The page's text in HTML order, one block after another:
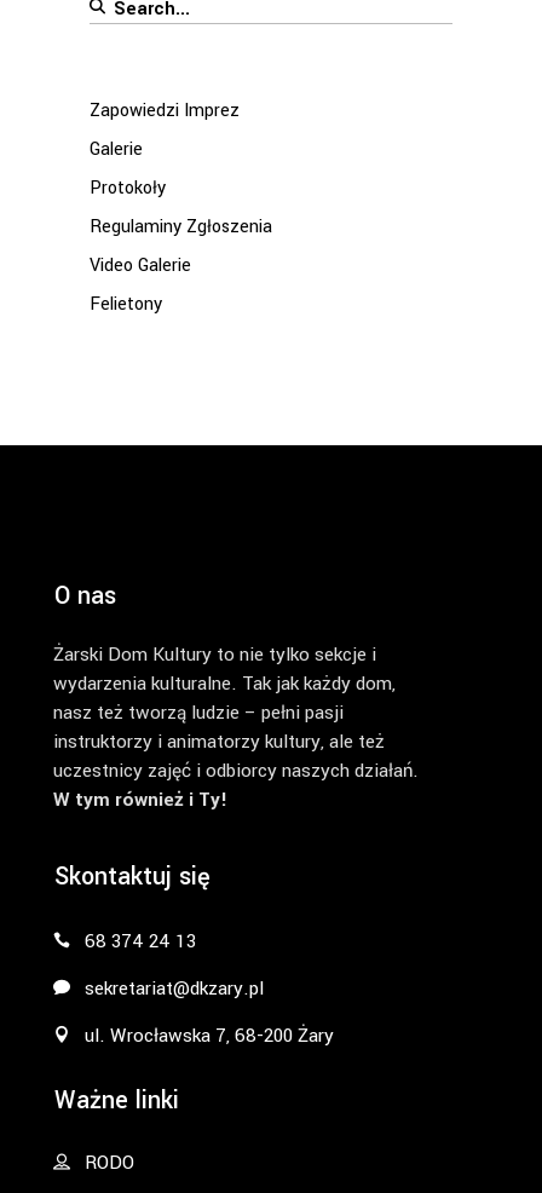
Search
Zapowiedzi Imprez
Galerie
Protokoły
Regulaminy Zgłoszenia
Video Galerie
Felietony
O nas
Żarski Dom Kultury to nie tylko sekcje i
wydarzenia kulturalne. Tak jak każdy dom,
nasz też tworzą ludzie – pełni pasji
instruktorzy i animatorzy kultury, ale też
uczestnicy zajęć i odbiorcy naszych działań.
W tym również i Ty!
Skontaktuj się
68 374 24 13
sekretariat@dkzary.pl
ul. Wrocławska 7, 68-200 Żary
Ważne linki
RODO